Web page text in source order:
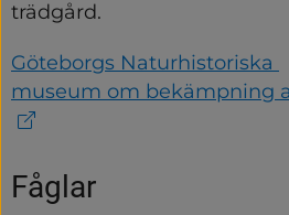
trädgård.
Göteborgs Naturhistoriska
museum om bekämpning
Fåglar